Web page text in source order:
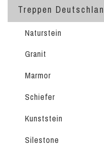
Treppen
Naturstein
Granit
Marmor
Schiefer
Kunststein
Silestone